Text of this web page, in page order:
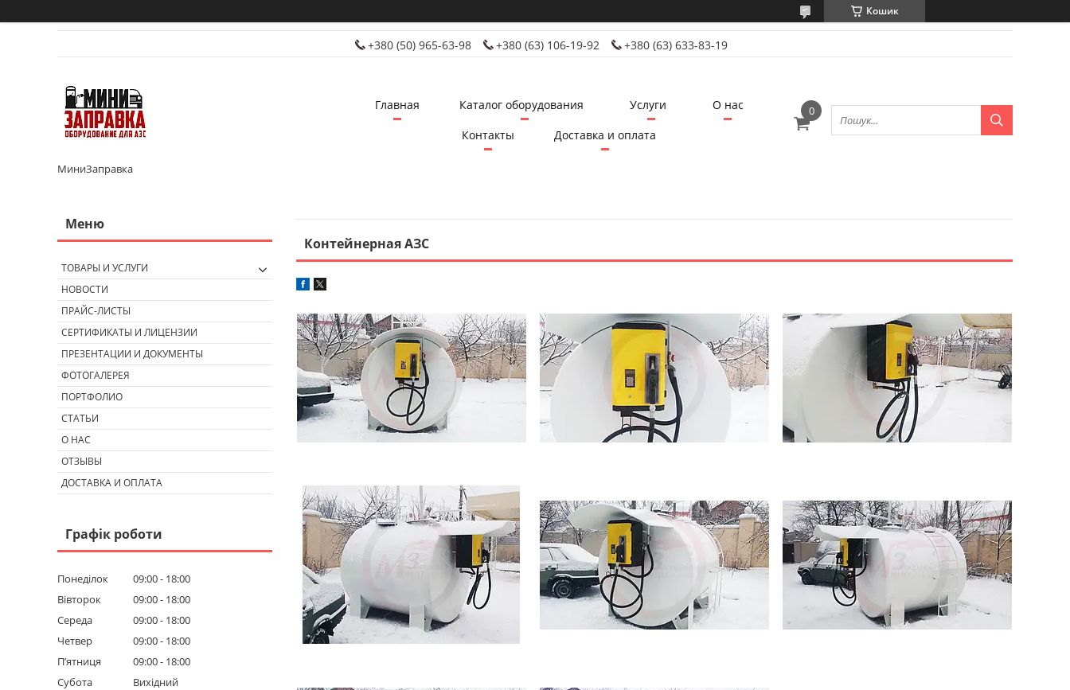
Кошик
+380 (50) 965-63-98 +380 (63) 106-19-92 +380 (63) 633-83-19
МиниЗаправка
Главная Каталог оборудования Услуги
О нас
Контакты
Доставка и оплата
Контейнерная АЗС
ТОВАРЫ И УСЛУГИ
НОВОСТИ
ПРАЙС-ЛИСТЫ
СЕРТИФИКАТЫ И ЛИЦЕНЗИИ
ПРЕЗЕНТАЦИИ И ДОКУМЕНТЫ
ФОТОГАЛЕРЕЯ
ПОРТФОЛИО
СТАТЬИ
О НАС
ОТЗЫВЫ
ДОСТАВКА И ОПЛАТА
Графік роботи
Понеділок 09:00
18:00
Вівторок
09:00
18:00
Середа
09:00
18:00
Четвер
09:00
18:00
Пʼятниця
09:00
18:00
Субота
Вихідний